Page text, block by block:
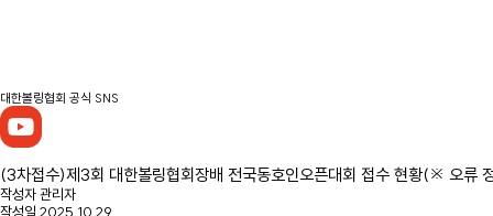
대한볼링협회 공식 SNS
(3차접수)제3회 대한볼링협회장배 전국동호인오픈대회 접수 현황(※ 오류
작성자관리자
작성일 2025.10.29